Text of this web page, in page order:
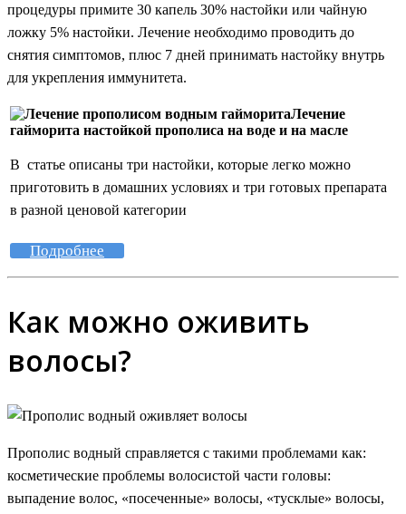
процедуры примите 30 капель 30% настойки или чайную
ложку 5% настойки. Лечение необходимо проводить до
снятия симптомов, плюс 7 дней принимать настойку внутрь
для укрепления иммунитета.
Лечение
гайморита настойкой прополиса на воде и на масле
В статье описаны три настойки, которые легко можно
приготовить в домашних условиях и три готовых препарата
в разной ценовой категории
Подробнее
Как можно оживить
волосы?
Прополис водный справляется с такими проблемами как:
косметические проблемы волосистой части головы:
выпадение волос, «посеченные» волосы, «тусклые» волосы,